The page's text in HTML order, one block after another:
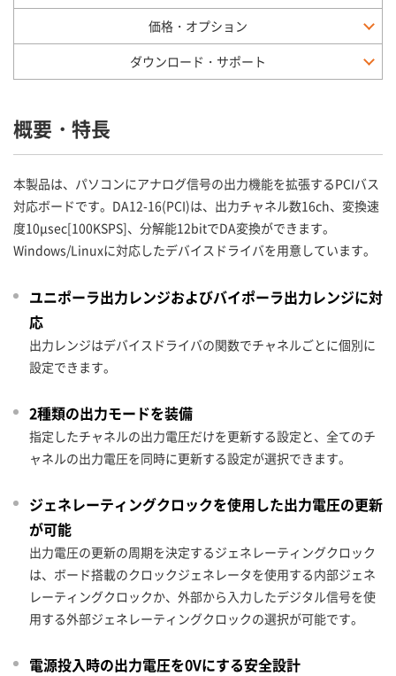
価格・オプション
ダウンロード・サポート
概要・特長
本製品は、パソコンにアナログ信号の出力機能を拡張するPCIバス
対応ボードです。DA12-16(PCI)は、出力チャネル数16ch、変換速
度10μsec[100KSPS]、分解能12bitでDA変換ができます。
Windows/Linuxに対応したデバイスドライバを用意しています。
ユニポーラ出力レンジおよびバイポーラ出力レンジに対
応
出力レンジはデバイスドライバの関数でチャネルごとに個別に
設定できます。
2種類の出力モードを装備
指定したチャネルの出力電圧だけを更新する設定と、全てのチ
ャネルの出力電圧を同時に更新する設定が選択できます。
ジェネレーティングクロックを使用した出力電圧の更新
が可能
出力電圧の更新の周期を決定するジェネレーティングクロック
は、ボード搭載のクロックジェネレータを使用する内部ジェネ
レーティングクロックか、外部から入力したデジタル信号を使
用する外部ジェネレーティングクロックの選択が可能です。
電源投入時の出力電圧を0Vにする安全設計